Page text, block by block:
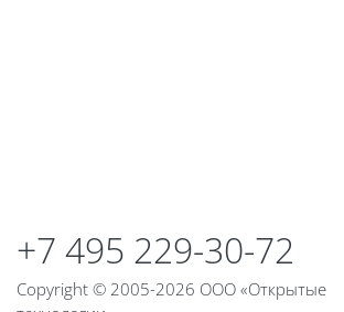
+7 495 229-30-72
Copyright © 2005-2026 ООО «Открытые